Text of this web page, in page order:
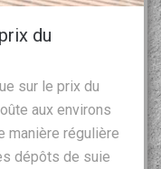
du
sur le prix du
aux environs
manière régulière
dépôts de suie